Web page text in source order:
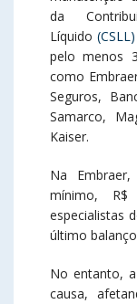
da
Líquido (CSLL)
pelo menos
como
Seguros,
Samarco,
Kaiser.
Na
mínimo,
especialistas
último
No entanto,
causa,